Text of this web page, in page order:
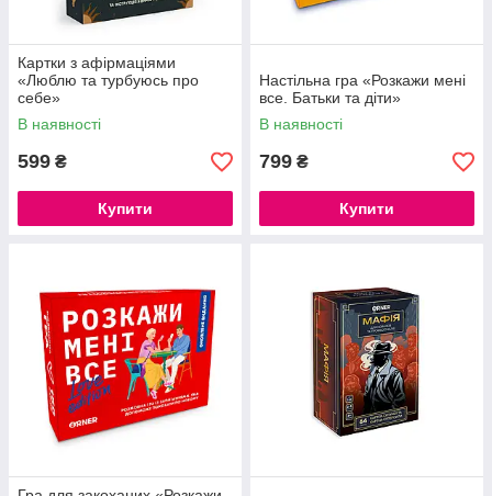
Картки з афірмаціями
«Люблю та турбуюсь про
себе»
В наявності
599 ₴
Купити
Настільна гра «Розкажи мені
все. Батьки та діти»
В наявності
799 ₴
Купити